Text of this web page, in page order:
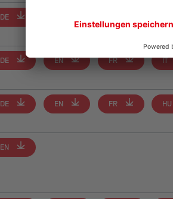
DE
DE EN FR IT
DE EN FR HU
EN